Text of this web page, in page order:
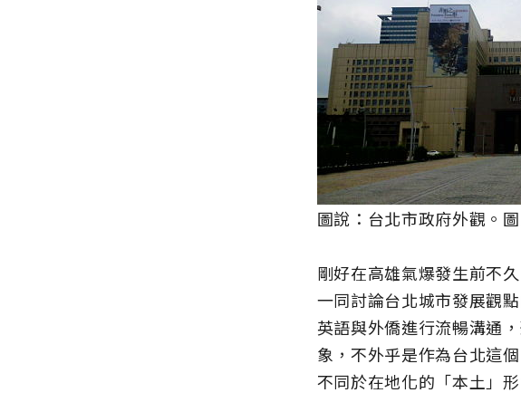
圖說：台北市政府外觀。圖
剛好在高雄氣爆發生前不
一同討論台北城市發展觀
英語與外僑進行流暢溝通
象，不外乎是作為台北這
不同於在地化的「本土」形